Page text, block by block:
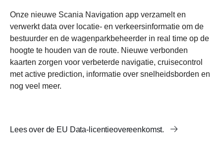
Onze nieuwe Scania Navigation app verzamelt en
verwerkt data over locatie- en verkeersinformatie om de
bestuurder en de wagenparkbeheerder in real time op de
hoogte te houden van de route. Nieuwe verbonden
kaarten zorgen voor verbeterde navigatie, cruisecontrol
met active prediction, informatie over snelheidsborden en
nog veel meer.
Lees over de EU Data-licentieovereenkomst.